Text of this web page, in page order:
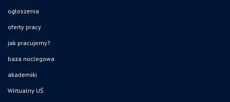
ogłoszenia
oferty pracy
jak pracujemy?
baza noclegowa
akademiki
Wirtualny UŚ